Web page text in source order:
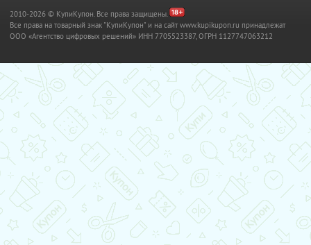
2010-2026 © КупиКупон. Все права защищены.
Все права на товарный знак "КупиКупон" и на сайт www.kupikupon.ru принадлежат
OOO «Агентство цифровых решений» ИНН 7705523387, ОГРН 1127747063212